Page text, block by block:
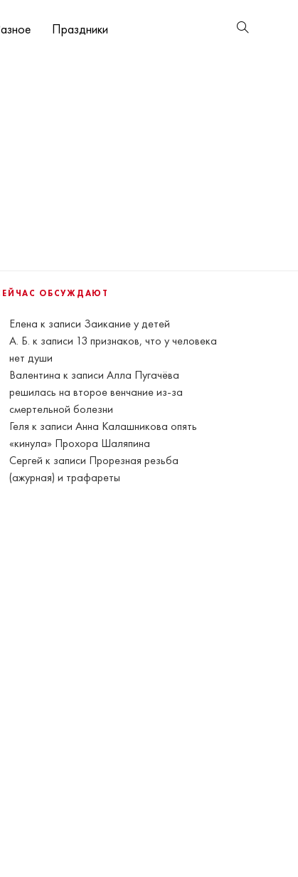
Праздники
ОБСУЖДАЮТ
Елена к записи Заикание у детей
А. Б. к записи 13 признаков, что у человека
нет души
Валентина к записиАлла Пугачёва
решилась на второе венчание из-за
смертельной болезни
Геля к записиАнна Калашникова опять
«кинула» Прохора Шаляпина
Сергей к записи Прорезная резьба
(ажурная) и трафареты